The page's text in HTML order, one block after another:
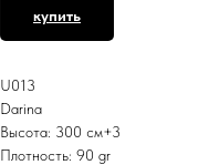
купить
U013
Darina
Высота: 300 см+3
Плотность: 90 gr